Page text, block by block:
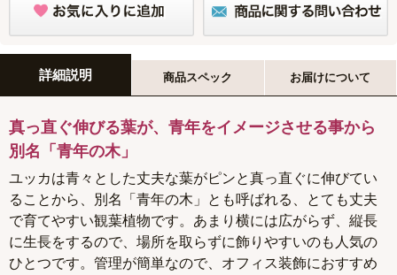
詳細説明 商品スペック お届けについて
真っ直ぐ伸びる葉が、青年をイメージさせる事から
別名「青年の木」
ユッカは青々とした丈夫な葉がピンと真っ直ぐに伸びてい
ることから、別名「青年の木」とも呼ばれる、とても丈夫
で育てやすい観葉植物です。あまり横には広がらず、縦長
に生長をするので、場所を取らずに飾りやすいのも人気の
ひとつです。管理が簡単なので、オフィス装飾におすすめ